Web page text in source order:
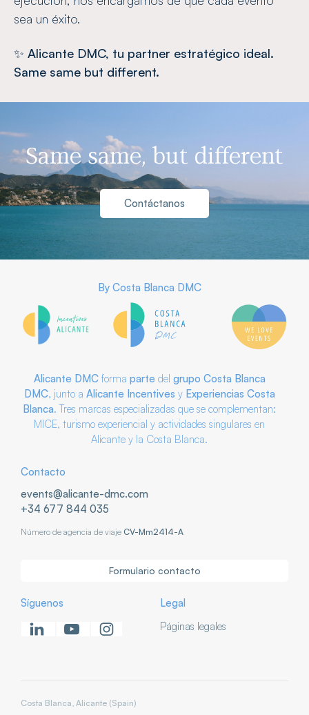
sea un éxito.
✨ Alicante DMC, tu partner estratégico ideal.
Same same but different.
Same same, but different
Contáctanos
By Costa Blanca DMC
Alicante DMC forma parte del grupo Costa Blanca
DMC, junto a Alicante Incentives y Experiencias Costa
Blanca. Tres marcas especializadas que se complementan:
MICE, turismo experiencial y actividades singulares en
Alicante y la Costa Blanca.
Contacto
events@alicante-dmc.com
+34 677 844 035
Número de agencia de viaje CV-Mm2414-A
Formulario contacto
Síguenos
Legal
Páginas legales
Costa Blanca, Alicante (Spain)